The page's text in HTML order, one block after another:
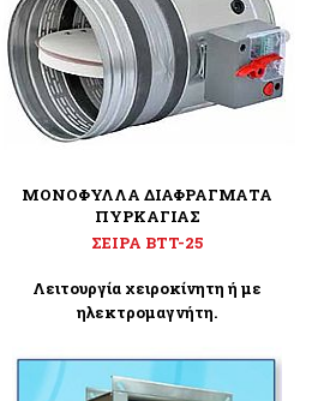
ΜΟΝΟΦΥΛΛΑ ΔΙΑΦΡΑΓΜΑΤΑ
ΠΥΡΚΑΓΙΑΣ
ΣΕΙΡΑ BTT-25
Λειτουργία χειροκίνητη ή με
ηλεκτρομαγνήτη.